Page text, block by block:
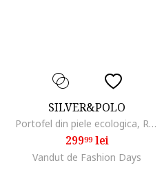
SILVER&POLO
Portofel din piele ecologica, Rosu inchis/Gri carbune
29999lei
Vandut de Fashion Days